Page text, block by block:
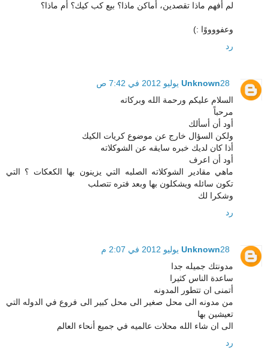
لم أفهم ماذا تقصدين، أماكن ماذا؟ بيع كب كيك؟ أم ماذا؟
وعفووووًا :)
رد
Unknown28 يوليو 2012 في 7:42 ص
السلام عليكم ورحمة الله وبركاته
مرحباً
أود أن أسألك
ولكن السؤال خارج عن موضوع كريات الكيك
أذا كان لديك خبره سايقه عن الشوكلاته
أود أن اعرف
ماهي مقادير الشوكلاته الصلبه التي يزينون بها الكعكات ؟ التي
تكون سائله ويشكلون بها وبعد فتره تتصلب
وشكرا لك
رد
Unknown28 يوليو 2012 في 2:07 م
مدونتك جميله جدا
ساعدة الناس كثيرا
أتمنى ان تتطور المدونه
من مدونه الى محل صغير الى محل كبير الى فروع في الدوله التي
تعيشين بها
الى ان شاء الله محلات عالميه في جميع أنحاء العالم
رد